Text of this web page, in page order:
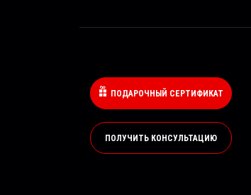
ПОДАРОЧНЫЙ СЕРТИФИКАТ
ПОЛУЧИТЬ КОНСУЛЬТАЦИЮ